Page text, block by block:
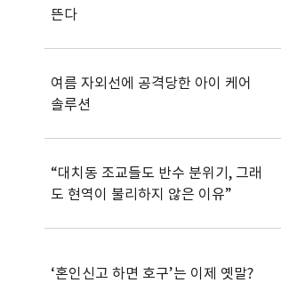
뜬다
여름 자외선에 공격당한 아이 케어
솔루션
“대치동 조교들도 반수 분위기, 그래
도 현역이 불리하지 않은 이유”
‘혼인신고 하면 호구’는 이제 옛말?